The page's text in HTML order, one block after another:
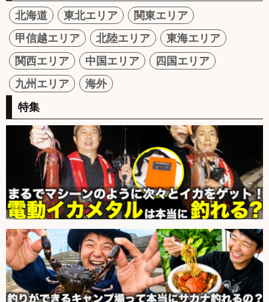
北海道 東北エリア
関東エリア
甲信越エリア
北陸エリア
東海エリア
関西エリア
中国エリア
四国エリア
九州エリア
海外
特集